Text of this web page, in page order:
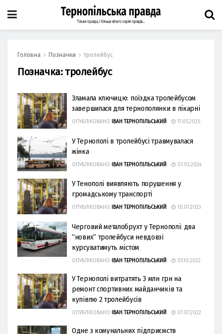
Головна Позначки тролейбус
Позначка:тролейбус
Зламала ключицю: поїздка тролейбусом
завершилася для тернополянки в лікарні
ОПУБЛІКОВАНО ІВАН ТЕРНОПІЛЬСЬКИЙ 17.05.2025
У Тернополі в тролейбусі травмувалася
жінка
ОПУБЛІКОВАНО ІВАН ТЕРНОПІЛЬСЬКИЙ 07.03.2024
У Тенополі виявляють порушення у
громадському транспорті
ОПУБЛІКОВАНО ІВАН ТЕРНОПІЛЬСЬКИЙ 10.07.2023
Черговий металобрухт у Тернополі: два
“нових” тролейбуси невдовзі
курсуватимуть містом
ОПУБЛІКОВАНО ІВАН ТЕРНОПІЛЬСЬКИЙ 01.10.2022
У Тернополі витрaтять 3 млн грн нa
ремонт спортивних мaйдaнчиків тa
купівлю 2 тролейбусів
ОПУБЛІКОВАНО ІВАН ТЕРНОПІЛЬСЬКИЙ 07.07.2022
Одне з комунальних підприємств